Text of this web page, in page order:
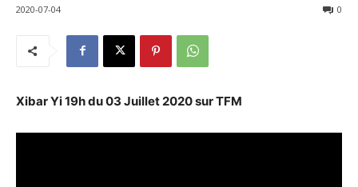
2020-07-04 0
Xibar Yi 19h du 03 Juillet 2020 sur TFM